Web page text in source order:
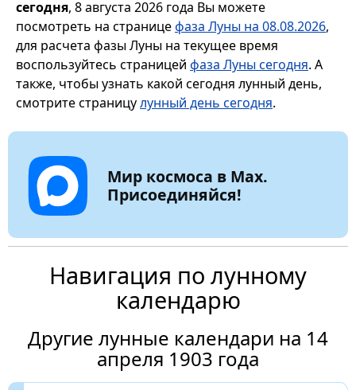
сегодня, 8 августа 2026 года Вы можете
посмотреть на страницефаза Луны на 08.08.2026,
для расчета фазы Луны на текущее время
воспользуйтесь страницей фаза Луны сегодня. А
также, чтобы узнать какой сегодня лунный день,
смотрите страницулунный день сегодня.
Мир космоса в Max.
Присоединяйся!
Навигация по лунному
календарю
Другие лунные календари на 14
апреля 1903 года